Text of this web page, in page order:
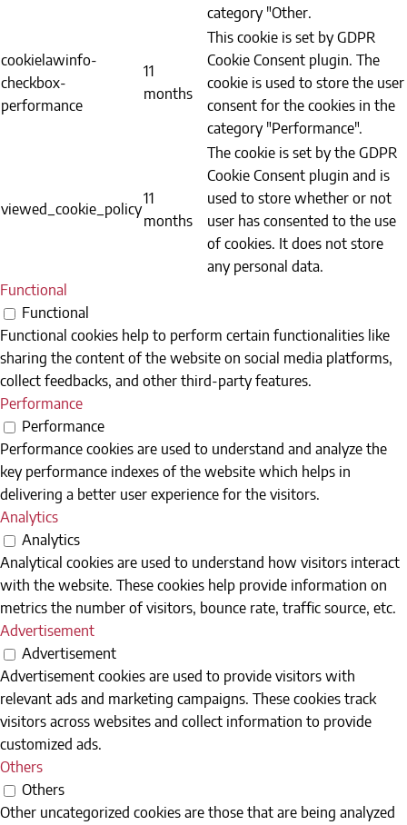
category "Other.
cookielawinfo-
checkbox-
performance
11
months
This cookie is set by GDPR
Cookie Consent plugin. The
cookie is used to store the user
consent for the cookies in the
category "Performance".
viewed_cookie_policy
11
months
The cookie is set by the GDPR
Cookie Consent plugin and is
used to store whether or not
user has consented to the use
of cookies. It does not store
any personal data.
Functional
Functional
Functional cookies help to perform certain functionalities like
sharing the content of the website on social media platforms,
collect feedbacks, and other third-party features.
Performance
Performance
Performance cookies are used to understand and analyze the
key performance indexes of the website which helps in
delivering a better user experience for the visitors.
Analytics
Analytics
Analytical cookies are used to understand how visitors interact
with the website. These cookies help provide information on
metrics the number of visitors, bounce rate, traffic source, etc.
Advertisement
Advertisement
Advertisement cookies are used to provide visitors with
relevant ads and marketing campaigns. These cookies track
visitors across websites and collect information to provide
customized ads.
Others
Others
Other uncategorized cookies are those that are being analyzed